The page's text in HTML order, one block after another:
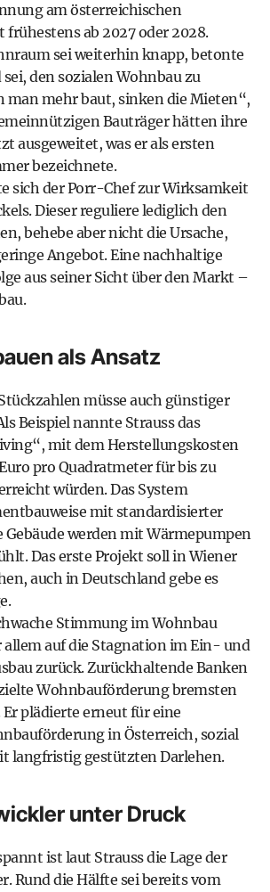
am österreichischen
ab 2027 oder 2028.
sei weiterhin knapp, betonte
den sozialen Wohnbau zu
man mehr baut, sinken die Mieten“,
Bauträger hätten ihre
ausgeweitet, was er als ersten
bezeichnete.
sich der Porr-Chef zur Wirksamkeit
Dieser reguliere lediglich den
behebe aber nicht die Ursache,
Angebot. Eine nachhaltige
aus seiner Sicht über den Markt –
als Ansatz
müsse auch günstiger
Beispiel nannte Strauss das
mit dem Herstellungskosten
pro Quadratmeter für bis zu
würden. Das System
mit standardisierter
Gebäude werden mit Wärmepumpen
Das erste Projekt soll in Wiener
auch in Deutschland gebe es
Stimmung im Wohnbau
auf die Stagnation im Ein- und
zurück. Zurückhaltende Banken
Wohnbauförderung bremsten
plädierte erneut für eine
in Österreich, sozial
langfristig gestützten Darlehen.
unter Druck
ist laut Strauss die Lage der
Rund die Hälfte sei bereits vom